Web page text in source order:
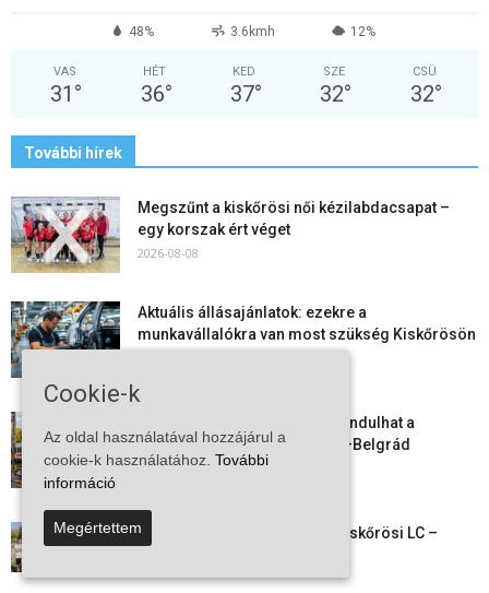
48% 3.6kmh 12%
VAS
31 °
HÉT
36°
KED
37°
SZE
32°
CSÜ
32°
További hírek
Megszűnt a kiskőrösi női kézilabdacsapat –
egy korszak ért véget
2026-08-08
Aktuális állásajánlatok: ezekre a
munkavállalókra van most szükség Kiskőrösön
Vitézy Dávid: már ősszel újraindulhat a
személyszállítás a Budapest–Belgrád
vasútvonalon
Megkezdte a felkészülést a Kiskőrösi LC –
2026-08-06
Cookie-k
Az oldal használatával hozzájárul a
cookie-k használatához. További
információ
Megértettem